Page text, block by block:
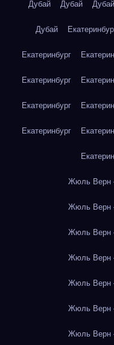
Дубай Дубай Дубай
Дубай
Екатеринбург
Екатеринбург
Екатеринбург
Екатеринбург
Жюль Верн
Жюль Верн
Жюль Верн
Жюль Верн
Жюль Верн
Жюль Верн
Жюль Верн